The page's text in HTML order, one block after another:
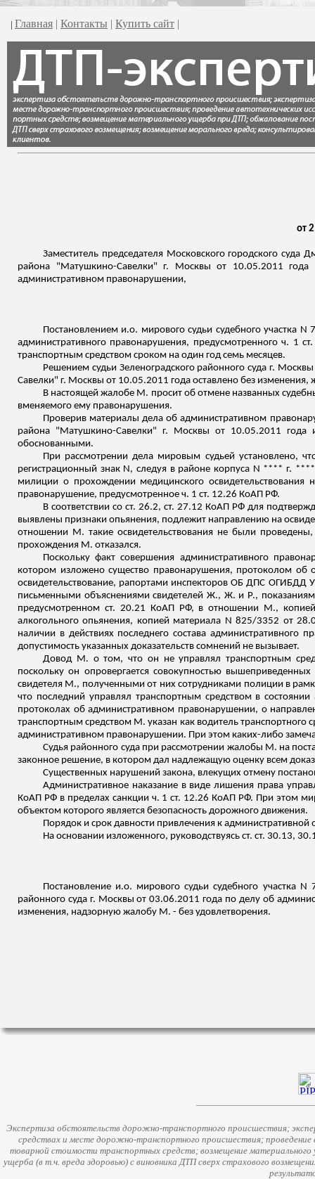
| Главная | Контакты | Купить сайт |
от
Заместитель председателя Московского городского
района "Матушкино-Савелки" г. Москвы от 10.05.2011 года
административном правонарушении,
Постановлением и.о. мирового судьи судебного участка
административного правонарушения, предусмотренного ч. 1
транспортным средством сроком на один год семь месяцев.
Решением судьи Зеленоградского районного суда г.
Савелки" г. Москвы от 10.05.2011 года оставлено без
В настоящей жалобе М. просит об отмене названных
вменяемого ему правонарушения.
Проверив материалы дела об административном
района "Матушкино-Савелки" г. Москвы от 10.05.2011 года
обоснованными.
При рассмотрении дела мировым судьей установлено,
регистрационный знак N, следуя в районе корпуса N **** г.
милиции о прохождении медицинского
правонарушение, предусмотренное ч. 1 ст. 12.26 КоАП РФ.
В соответствии со ст. 26.2, ст. 27.12 КоАП РФ для
выявлены признаки опьянения, подлежит направлению на
отношении М. такие освидетельствования не были
прохождения М. отказался.
Поскольку факт совершения административного
котором изложено существо правонарушения, протоколом об
освидетельствование, рапортами инспекторов ОБ ДПС
письменными объяснениями свидетелей Ж., Ж. и Р.,
предусмотренном ст. 20.21 КоАП РФ, в отношении М., копией
алкогольного опьянения, копией материала N 825/3352 от
наличии в действиях последнего состава административного
допустимость указанных доказательств сомнений не вызывает.
Довод М. о том, что он не управлял транспортным
поскольку он опровергается совокупностью
свидетеля М., полученными от них сотрудниками полиции в
что последний управлял транспортным средством в
протоколах об административном правонарушении, о
транспортным средством М. указан как водитель
административном правонарушении. При этом каких-либо
Судья районного суда при рассмотрении жалобы М. на
законное решение, в котором дал надлежащую оценку всем
Существенных нарушений закона, влекущих отмену
Административное наказание в виде лишения права
КоАП РФ в пределах санкции ч. 1 ст. 12.26 КоАП РФ. При этом
объектом которого является безопасность дорожного движения.
Порядок и срок давности привлечения к административной
На основании изложенного, руководствуясь ст. ст. 30.13,
Постановление и.о. мирового судьи судебного участка
районного суда г. Москвы от 03.06.2011 года по делу об
изменения, надзорную жалобу М. - без удовлетворения.
Экспертиза обстоятельств дорожно-транспортного происшествия;
средствах и месте дорожно-транспортного происшествия;
товарной стоимости транспортных средств; возмещение
ущерба (в т.ч. вреда здоровью) с виновника ДТП сверх страхового